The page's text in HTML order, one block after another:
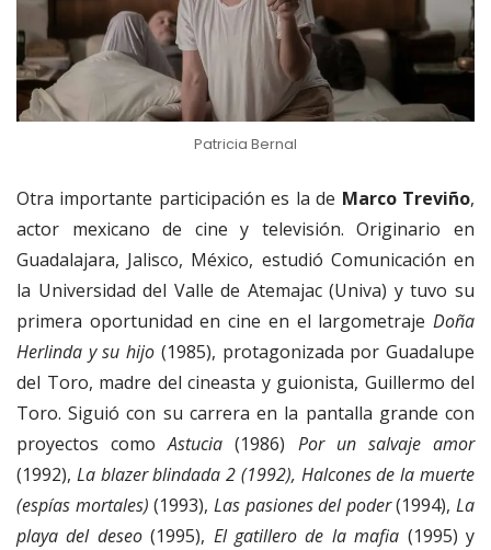
Patricia Bernal
Otra importante participación es la de Marco Treviño,
actor mexicano de cine y televisión. Originario en
Guadalajara, Jalisco, México, estudió Comunicación en
la Universidad del Valle de Atemajac (Univa) y tuvo su
primera oportunidad en cine en el largometraje Doña
Herlinda y su hijo (1985), protagonizada por Guadalupe
del Toro, madre del cineasta y guionista, Guillermo del
Toro. Siguió con su carrera en la pantalla grande con
proyectos comoAstucia (1986) Por un salvaje amor
(1992), La blazer blindada 2 (1992), Halcones de la muerte
(espías mortales) (1993), Las pasiones del poder(1994), La
playa del deseo(1995), El gatillero de la mafia (1995) y